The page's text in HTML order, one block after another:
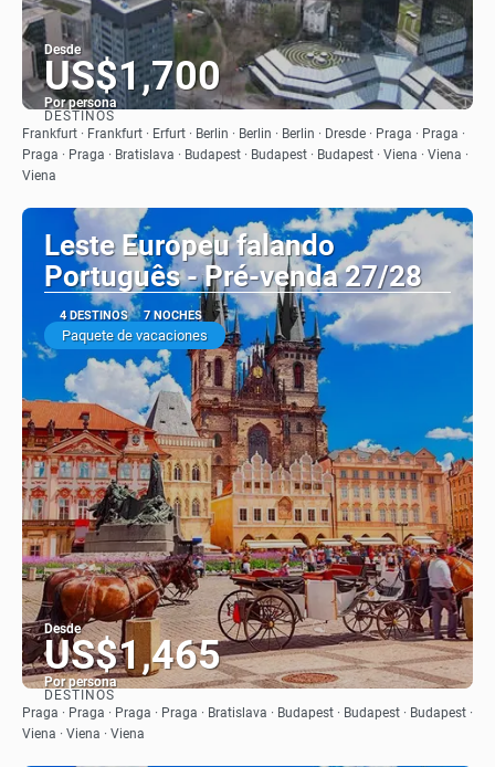
Desde
US$1,700
Por persona
Ver
DESTINOS
Frankfurt · Frankfurt · Erfurt · Berlin · Berlin · Berlin · Dresde · Praga · Praga ·
Praga · Praga · Bratislava · Budapest · Budapest · Budapest · Viena · Viena ·
Viena
Leste Europeu falando
Português - Pré-venda 27/28
4 DESTINOS 7 NOCHES
Paquete de vacaciones
Desde
US$1,465
Por persona
Ver
DESTINOS
Praga · Praga · Praga · Praga · Bratislava · Budapest · Budapest · Budapest ·
Viena · Viena · Viena